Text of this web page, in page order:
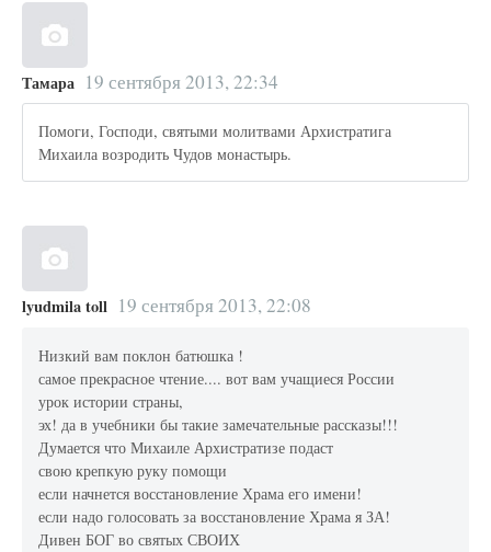
Тамара 19 сентября 2013, 22:34
Помоги, Господи, святыми молитвами Архистратига
Михаила возродить Чудов монастырь.
lyudmila toll 19 сентября 2013, 22:08
Низкий вам поклон батюшка !
самое прекрасное чтение.... вот вам учащиеся России
урок истории страны,
эх! да в учебники бы такие замечательные рассказы!!!
Думается что Михаиле Архистратизе подаст
свою крепкую руку помощи
если начнется восстановление Храма его имени!
если надо голосовать за восстановление Храма я ЗА!
Дивен БОГ во святых СВОИХ